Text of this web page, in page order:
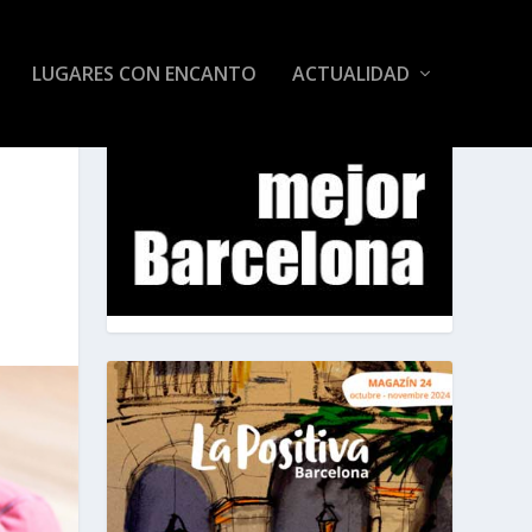
LUGARES CON ENCANTO ACTUALIDAD